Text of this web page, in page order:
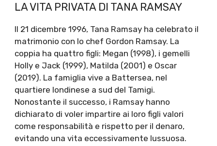
LA VITA PRIVATA DI TANA RAMSAY
Il 21 dicembre 1996, Tana Ramsay ha celebrato il
matrimonio con lo chef Gordon Ramsay. La
coppia ha quattro figli: Megan (1998), i gemelli
Holly e Jack (1999), Matilda (2001) e Oscar
(2019). La famiglia vive a Battersea, nel
quartiere londinese a sud del Tamigi.
Nonostante il successo, i Ramsay hanno
dichiarato di voler impartire ai loro figli valori
come responsabilità e rispetto per il denaro,
evitando una vita eccessivamente lussuosa.